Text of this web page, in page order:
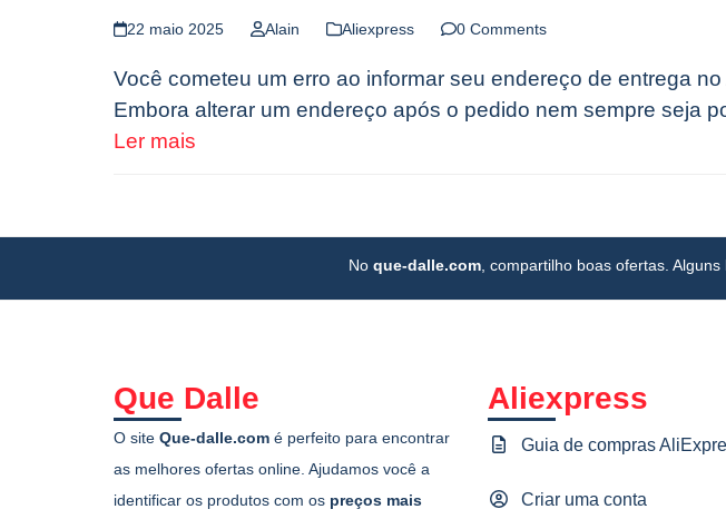
22 maio 2025 Alain Aliexpress 0 Comments
Você cometeu um erro ao informar seu endereço de entrega
Embora alterar um endereço após o pedido nem sempre seja
Ler mais
No que-dalle.com , compartilho boas ofertas.
Que Dalle
O site Que-dalle.com é perfeito para encontrar
as melhores ofertas online. Ajudamos você a
identificar os produtos com os preços mais
Aliexpress
Guia de compras
Criar uma conta